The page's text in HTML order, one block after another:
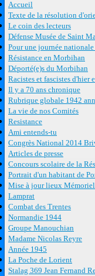
Accueil
Texte de la résolution
Le coin des lecteurs
Défense Musée de Saint
Pour une journée
Résistance en Morbihan
Déporté(e)s du Morbihan
Racistes et fascistes d'hier
Il y a 70 ans chronique
Rubrique globale 1942
La vie de nos Comités
Resistance
Ami entends-tu
Congrès National 2014
Articles de presse
Concours scolaire de la
Portrait d'un habitant de
Mise à jour lieux
Lamprat
Combat des Trentes
Normandie 1944
Groupe Manouchian
Madame Nicolas Reyre
Année 1945
La Poche de Lorient
Stalag 369 Jean Fernand